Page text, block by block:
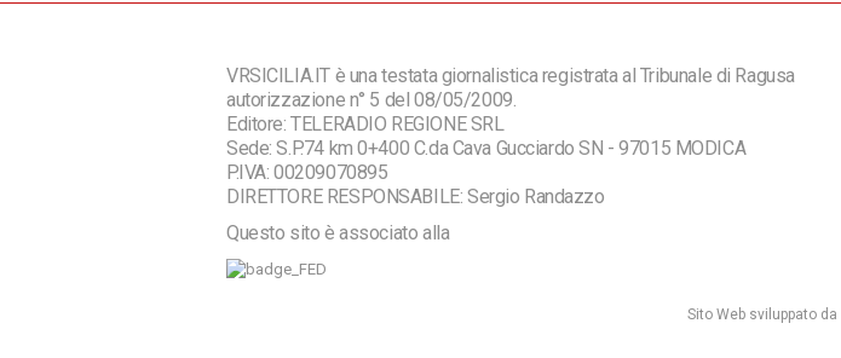
VRSICILIA.IT è una testata giornalistica registrata al Tribunale di Ragusa
autorizzazione n° 5 del 08/05/2009.
Editore: TELERADIO REGIONE SRL
Sede: S.P.74 km 0+400 C.da Cava Gucciardo SN - 97015 MODICA
P.IVA: 00209070895
DIRETTORE RESPONSABILE: Sergio Randazzo
Questo sito è associato alla
Sito Web sviluppato da